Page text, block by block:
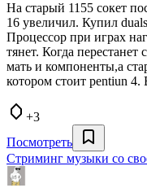
На старый 1155 сокет
16 увеличил. Купил
Процессор при играх
тянет. Когда перестанет
мать и компоненты,а
котором стоит pentiun 4.
+3
Посмотреть
Стриминг музыки со